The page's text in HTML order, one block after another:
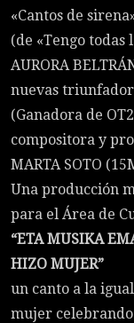
«Cantos de
(de «Tengo todas
AURORA
nuevas
(Ganadora de
compositora y
MARTA SOTO
Una producción
para el Área de
“ETA MUSIKA
HIZO MUJER”
un canto a la
mujer